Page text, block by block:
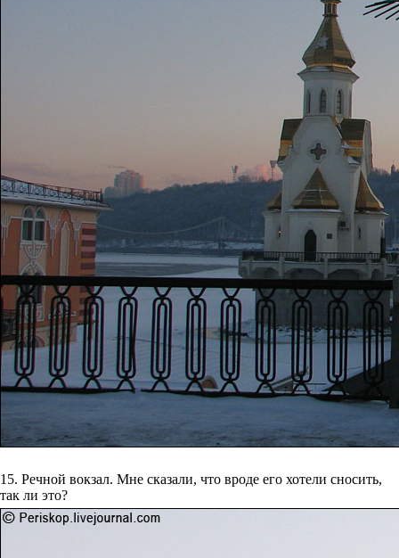
15. Речной вокзал. Мне сказали, что вроде его хотели сносить,
так ли это?